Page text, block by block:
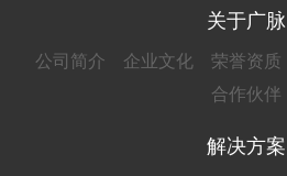
关于广脉
公司简介 企业文化 荣誉资质
合作伙伴
解决方案